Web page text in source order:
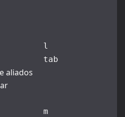
l
tab
aliados
m